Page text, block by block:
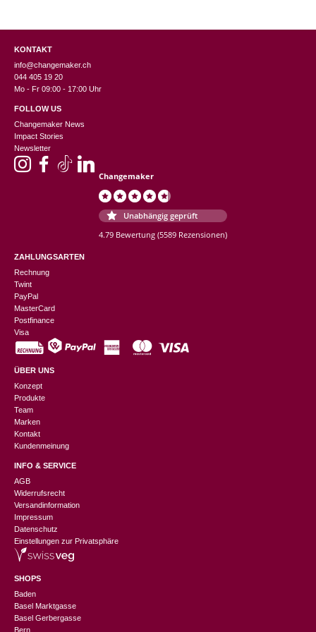
KONTAKT
info@changemaker.ch
044 405 19 20
Mo - Fr 09:00 - 17:00 Uhr
FOLLOW US
Changemaker News
Impact Stories
Newsletter
Changemaker
Unabhängig geprüft
4.79 Bewertung (5589 Rezensionen)
ZAHLUNGSARTEN
Rechnung
Twint
PayPal
MasterCard
Postfinance
Visa
ÜBER UNS
Konzept
Produkte
Team
Marken
Kontakt
Kundenmeinung
INFO & SERVICE
AGB
Widerrufsrecht
Versandinformation
Impressum
Datenschutz
Einstellungen zur Privatsphäre
SHOPS
Baden
Basel Marktgasse
Basel Gerbergasse
Bern